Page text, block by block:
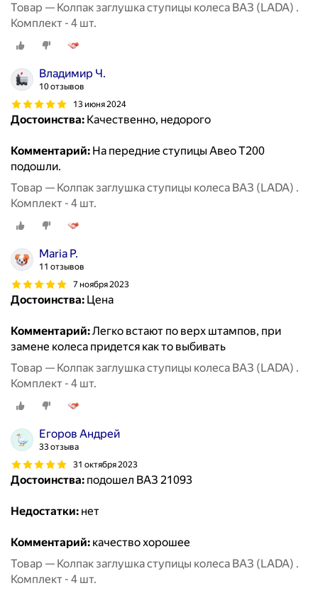
Товар — Колпак заглушка ступицы колеса ВАЗ (LADA) .
Комплект - 4 шт.
Владимир Ч.
10 отзывов
13 июня 2024
Достоинства: Качественно, недорого
Комментарий: На передние ступицы Авео Т200
подошли.
Товар — Колпак заглушка ступицы колеса ВАЗ (LADA) .
Комплект - 4 шт.
Maria P.
11 отзывов
7 ноября 2023
Достоинства: Цена
Комментарий:Легко встают по верх штампов, при
замене колеса придется как то выбивать
Товар — Колпак заглушка ступицы колеса ВАЗ (LADA) .
Комплект - 4 шт.
Егоров Андрей
33 отзыва
31 октября 2023
Достоинства: подошел ВАЗ 21093
Недостатки: нет
Комментарий: качество хорошее
Товар — Колпак заглушка ступицы колеса ВАЗ (LADA) .
Комплект - 4 шт.